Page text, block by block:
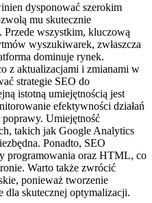
dysponować szerokim
mu skutecznie
wszystkim, kluczową
wyszukiwarek, zwłaszcza
dominuje rynek.
z aktualizacjami i zmianami w
strategie SEO do
istotną umiejętnością jest
efektywności działań
Umiejętność
takich jak Google Analytics
Ponadto, SEO
programowania oraz HTML, co
Warto także zwrócić
ponieważ tworzenie
dla skutecznej optymalizacji.